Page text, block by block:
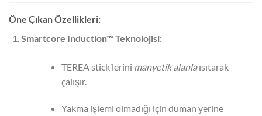
Öne Çıkan Özellikleri:
Smartcore Induction™ Teknolojisi:
TEREA stick’lerini manyetik alanlaısıtarak
çalışır.
Yakma işlemi olmadığı için duman yerine